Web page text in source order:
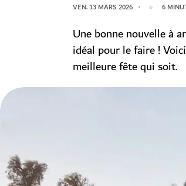
VEN. 13 MARS 2026 6
Une bonne nouvelle à
idéal pour le faire !
meilleure fête qui soit.